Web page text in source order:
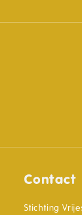
Contact
Stichting